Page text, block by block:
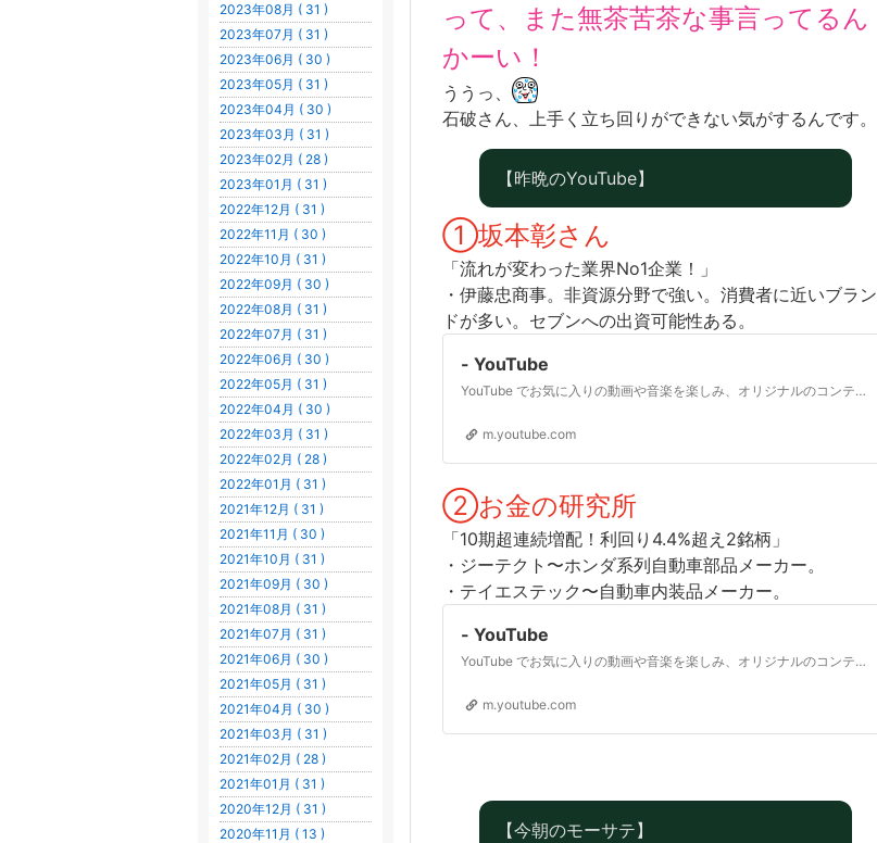
って、また無茶苦茶な事言ってるん
かーい！
ううっ、
石破さん、上手く立ち回りができない気がするんです。
【昨晩のYouTube】
①坂本彰さん
「流れが変わった業界No1企業！」
・伊藤忠商事。非資源分野で強い。消費者に近いブラン
ドが多い。セブンへの出資可能性ある。
- YouTube
YouTube でお気に入りの動画や音楽を楽しみ、オリジナルのコンテンツをアップロードして友だちや家族、世界中の人たちと共有しましょう。
m.youtube.com
②お金の研究所
「10期超連続増配！利回り4.4%超え2銘柄」
・ジーテクト〜ホンダ系列自動車部品メーカー。
・テイエステック〜自動車内装品メーカー。
- YouTube
YouTube でお気に入りの動画や音楽を楽しみ、オリジナルのコンテンツをアップロードして友だちや家族、世界中の人たちと共有しましょう。
m.youtube.com
【今朝のモーサテ】
2023年08月 ( 31 )
2023年07月 ( 31 )
2023年06月 ( 30 )
2023年05月 ( 31 )
2023年04月 ( 30 )
2023年03月 ( 31 )
2023年02月 ( 28 )
2023年01月 ( 31 )
2022年12月 ( 31 )
2022年11月 ( 30 )
2022年10月 ( 31 )
2022年09月 ( 30 )
2022年08月 ( 31 )
2022年07月 ( 31 )
2022年06月 ( 30 )
2022年05月 ( 31 )
2022年04月 ( 30 )
2022年03月 ( 31 )
2022年02月 ( 28 )
2022年01月 ( 31 )
2021年12月 ( 31 )
2021年11月 ( 30 )
2021年10月 ( 31 )
2021年09月 ( 30 )
2021年08月 ( 31 )
2021年07月 ( 31 )
2021年06月 ( 30 )
2021年05月 ( 31 )
2021年04月 ( 30 )
2021年03月 ( 31 )
2021年02月 ( 28 )
2021年01月 ( 31 )
2020年12月 ( 31 )
2020年11月 ( 13 )